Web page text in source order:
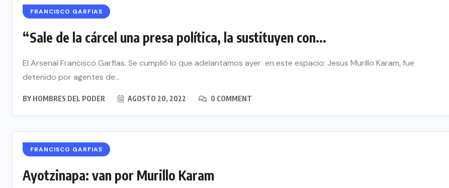
FRANCISCO GARFIAS
“Sale de la cárcel una presa política, la sustituyen con...
El Arsenal Francisco Garfias. Se cumplió lo que adelantamos ayer en este espacio: Jesus Murillo Karam, fue
detenido por agentes de...
BY HOMBRES DEL PODER AGOSTO 20, 2022 0 COMMENT
FRANCISCO GARFIAS
Ayotzinapa: van por Murillo Karam